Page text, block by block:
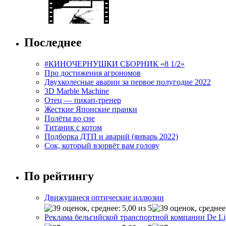
Последнее
#КИНОЧЕРНУШКИ СБОРНИК «8 1/2»
Про достижения агрономов
Двухколесные аварии за первое полугодие 2022
3D Marble Machine
Отец — пикап-тренер
Жесткие Японские пранки
Полёты во сне
Титаник с котом
Подборка ДТП и аварий (январь 2022)
Сок, который взорвёт вам голову
По рейтингу
Движущиеся оптические иллюзии
Реклама бельгийской транспортной компании De